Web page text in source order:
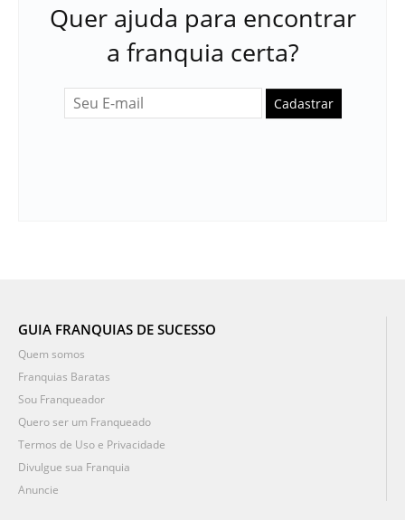
Quer ajuda para encontrar
a franquia certa?
Cadastrar
GUIA FRANQUIAS DE SUCESSO
Quem somos
Franquias Baratas
Sou Franqueador
Quero ser um Franqueado
Termos de Uso e Privacidade
Divulgue sua Franquia
Anuncie